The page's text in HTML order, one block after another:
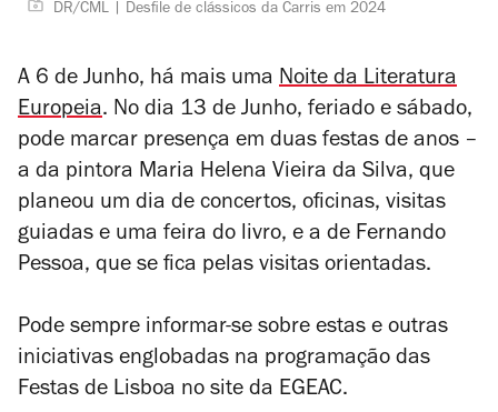
DR/CML Desfile de clássicos da Carris em 2024
A 6 de Junho, há mais uma Noite da Literatura
Europeia. No dia 13 de Junho, feriado e sábado,
pode marcar presença em duas festas de anos –
a da pintora Maria Helena Vieira da Silva, que
planeou um dia de concertos, oficinas, visitas
guiadas e uma feira do livro, e a de Fernando
Pessoa, que se fica pelas visitas orientadas.
Pode sempre informar-se sobre estas e outras
iniciativas englobadas na programação das
Festas de Lisboa no site da EGEAC.